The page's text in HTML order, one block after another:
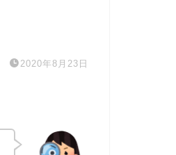
2020年8月23日